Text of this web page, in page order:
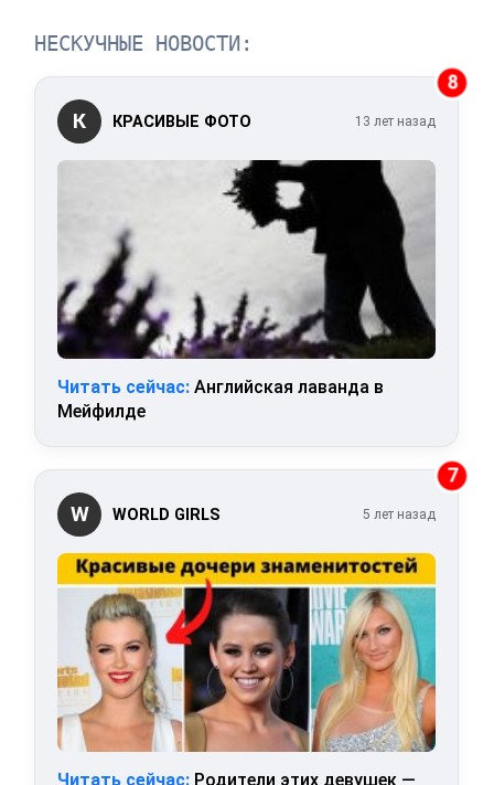
НЕСКУЧНЫЕ НОВОСТИ:
8
К КРАСИВЫЕ ФОТО 13 лет назад
Читать сейчас: Английская лаванда в
Мейфилде
7
W WORLD GIRLS 5 лет назад
Читать сейчас: Родители этих девушек —